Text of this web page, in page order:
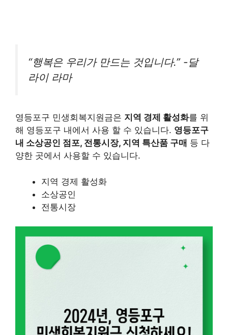
“행복은 우리가 만드는 것입니다.” -달
라이 라마
영등포구 민생회복지원금은 지역 경제 활성화를 위
해 영등포구 내에서 사용 할 수 있습니다. 영등포구
내 소상공인 점포, 전통시장, 지역 특산품 구매 등 다
양한 곳에서 사용할 수 있습니다.
지역 경제 활성화
소상공인
전통시장